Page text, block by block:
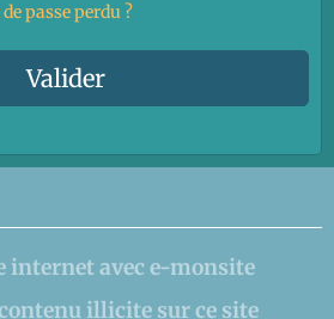
passe perdu ?
Valider
internet avec e-monsite
illicite sur ce site